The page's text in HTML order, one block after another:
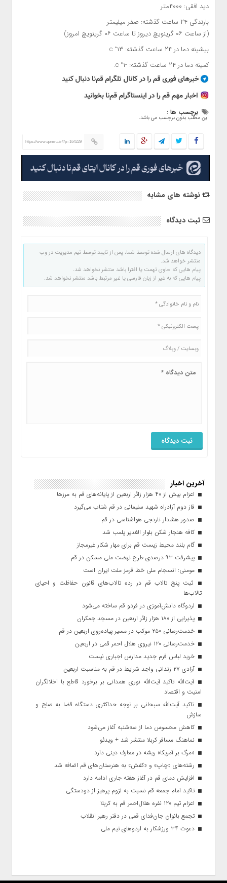
دید افقی: ۴۰۰۰متر
بارندگی ۲۴ ساعت گذشته: صفر میلیمتر
(از ساعت ۰۶ گرینویچ دیروز تا ساعت ۰۶ گرینویچ امروز)
بیشینه دما در ۲۴ ساعت گذشته: ۱۳° c
کمینه دما در ۲۴ ساعت گذشته: -۱° c.
برچسب ها :
این مطلب بدون برچسب می باشد.
https://www.qomna.ir/?p=164229
نوشته های مشابه
ثبت دیدگاه
دیدگاه های ارسال شده توسط شما، پس از تایید توسط تیم مدیریت در وب
منتشر خواهد شد.
پیام هایی که حاوی تهمت یا افترا باشد منتشر نخواهد شد.
پیام هایی که به غیر از زبان فارسی یا غیر مرتبط باشد منتشر نخواهد شد.
آخرین اخبار
اعزام بیش از ۴۰ هزار زائر اربعین از پایانه‌های قم به مرزها
فاز دوم آزادراه شهید سلیمانی در قم شتاب می‌گیرد
صدور هشدار نارنجی هواشناسی در قم
کافه هنجار شکن بلوار الغدیر پلمب شد
گام بلند محیط زیست قم برای مهار شکار غیرمجاز
پیشرفت ۹۳ درصدی طرح نهضت ملی مسکن در قم
مومنی: انسجام ملی خط قرمز ملت ایران است
ثبت پنج تالاب قم در رده تالاب‌های قانون حفاظت و احیای
تالاب‌ها
اردوگاه دانش‌آموزی در فردو قم ساخته می‌شود
پذیرایی از ۱۸۰ هزار زائر اربعین در مسجد جمکران
خدمت‌رسانی ۲۵۰ موکب در مسیر پیاده‌روی اربعین در قم
خدمت‌رسانی ۱۲۰ نیروی هلال احمر قمی در اربعین
خرید لباس فرم جدید مدارس اجباری نیست
آزادی ۲۷ زندانی واجد شرایط در قم به مناسبت اربعین
آیت‌الله تاکید آیت‌الله نوری همدانی بر برخورد قاطع با اخلالگران
امنیت و اقتصاد
تاکید آیت‌الله‌ سبحانی بر توجه حداکثری دستگاه قضا به صلح و
سازش
کاهش محسوس دما از سه‌شنبه آغاز می‌شود
نماهنگ مسافر کربلا منتشر شد + ویدئو
«مرگ بر آمریکا» ریشه در معارف دینی دارد
رشته‌های «چاپ» و «کفش» به هنرستان‌های قم اضافه شد
افزایش دمای قم در آغاز هفته جاری ادامه دارد
تاکید امام جمعه قم نسبت به لزوم پرهیز از دودستگی
اعزام تیم ۱۲۰ نفره هلال‌احمر قم به کربلا
تجمع بانوان جان‌فدای قمی در دفتر رهبر انقلاب
دعوت ۳۴ ورزشکار به اردوهای تیم ملی